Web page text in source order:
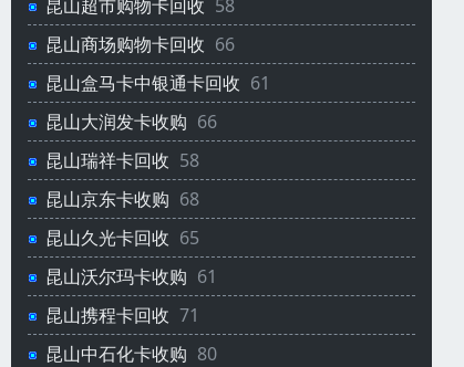
昆山超市购物卡回收 58
昆山商场购物卡回收 66
昆山盒马卡中银通卡回收 61
昆山大润发卡收购 66
昆山瑞祥卡回收 58
昆山京东卡收购 68
昆山久光卡回收 65
昆山沃尔玛卡收购 61
昆山携程卡回收 71
昆山中石化卡收购 80